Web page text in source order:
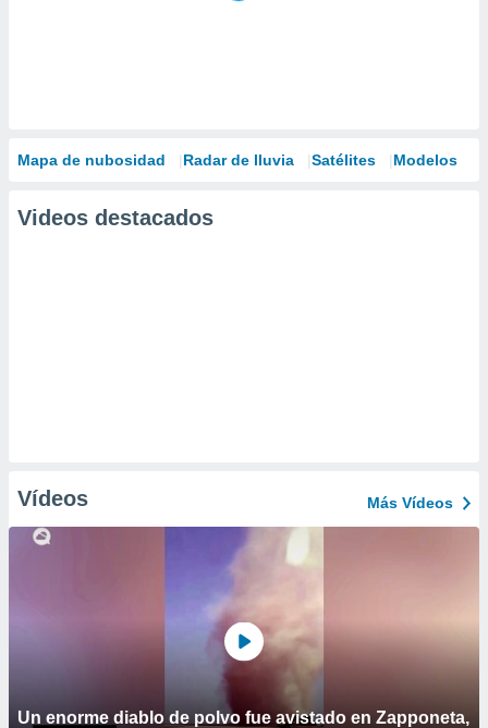
Mapa de nubosidad Radar de lluvia Satélites Modelos
Videos destacados
Vídeos Más Vídeos
Un enorme diablo de polvo fue avistado en Zapponeta,